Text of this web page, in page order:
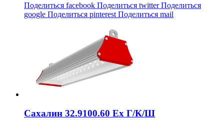
Поделиться facebook Поделиться twitterПоделиться
google Поделиться pinterest Поделиться mail
Сахалин 32.9100.60 Ex Г/К/Ш